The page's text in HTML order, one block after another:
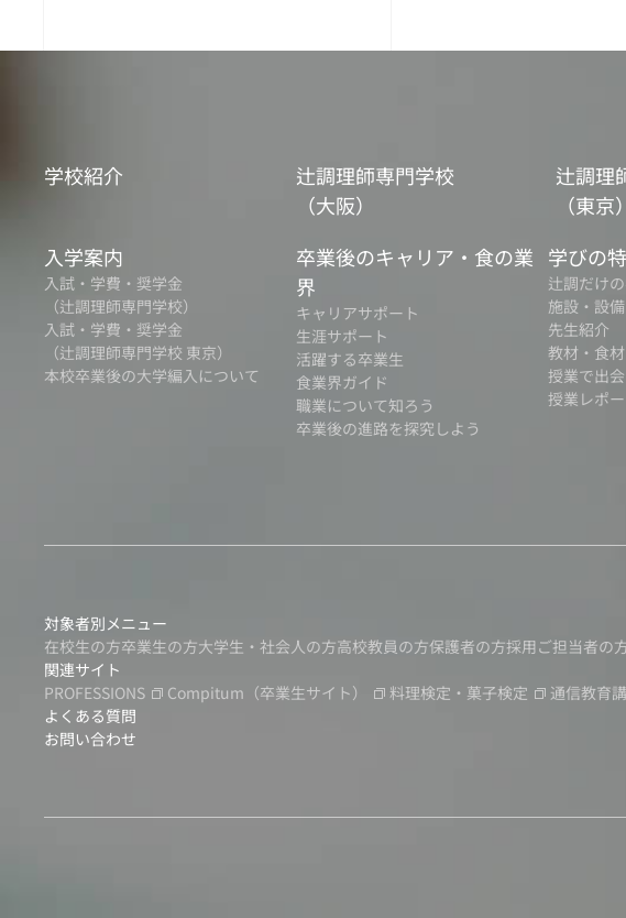
学校紹介
辻調理師専門学校
（大阪）
辻調理
（東京）
入学案内
入試・学費・奨学金
（辻調理師専門学校）
入試・学費・奨学金
（辻調理師専門学校 東京）
本校卒業後の大学編入について
卒業後のキャリア・食の業
界
キャリアサポート
生涯サポート
活躍する卒業生
食業界ガイド
職業について知ろう
卒業後の進路を探究しよう
学びの
辻調だけ
施設・設備
先生紹介
教材・食材
授業で出
授業レポ
対象者別メニュー
在校生の方卒業生の方大学生・社会人の方高校教員の方保護者の方採用ご担当者の
関連サイト
PROFESSIONS
Compitum （卒業生サイト） 料理検定・菓子検定 通信教育
よくある質問
お問い合わせ